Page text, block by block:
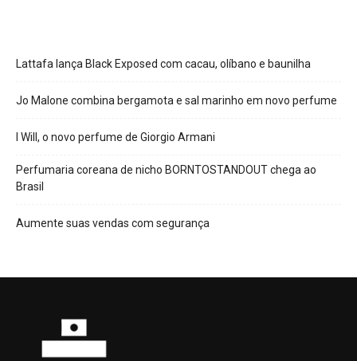
Lattafa lança Black Exposed com cacau, olíbano e baunilha
Jo Malone combina bergamota e sal marinho em novo perfume
I Will, o novo perfume de Giorgio Armani
Perfumaria coreana de nicho BORNTOSTANDOUT chega ao
Brasil
Aumente suas vendas com segurança